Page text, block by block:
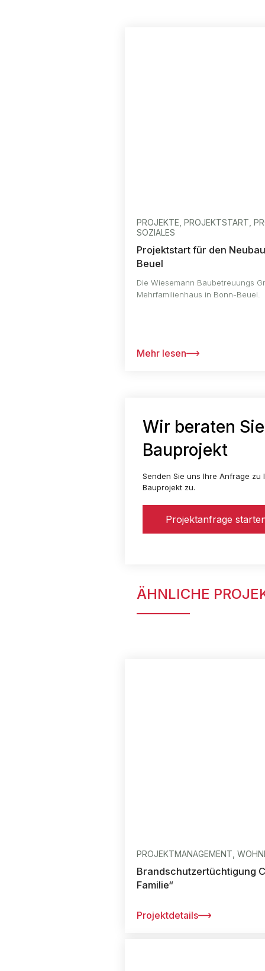
PROJEKTE, PROJEKTSTART,
SOZIALES
Projektstart für den
Beuel
Die Wiesemann Baubetreuungs
Mehrfamilienhaus in Bonn-Beuel.
Mehr lesen
Wir beraten
Bauprojekt
Senden Sie uns Ihre Anfrage
Bauprojekt zu.
Projektanfrage
ÄHNLICHE
PROJEKTMANAGEMENT,
Brandschutzertüchtigung
Familie“
Projektdetails